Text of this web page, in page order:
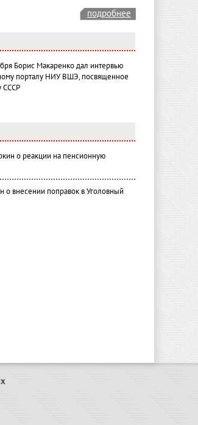
подробнее
Борис Макаренко дал интервью
порталу НИУ ВШЭ, посвященное
СССР
о реакции на пенсионную
о внесении поправок в Уголовный